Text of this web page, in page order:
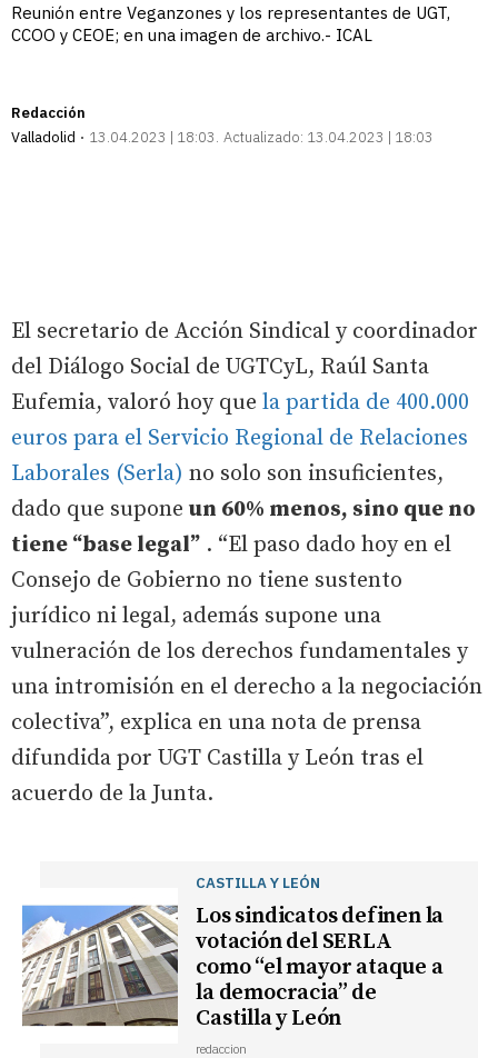
Reunión entre Veganzones y los representantes de UGT,
CCOO y CEOE; en una imagen de archivo.- ICAL
Redacción
Valladolid
13.04.2023 | 18:03 Actualizado: 13.04.2023 | 18:03
El secretario de Acción Sindical y coordinador
del Diálogo Social de UGTCyL, Raúl Santa
Eufemia, valoró hoy que la partida de 400.000
euros para el Servicio Regional de Relaciones
Laborales (Serla) no solo son insuficientes,
dado que supone un 60% menos, sino que no
tiene “base legal” . “El paso dado hoy en el
Consejo de Gobierno no tiene sustento
jurídico ni legal, además supone una
vulneración de los derechos fundamentales y
una intromisión en el derecho a la negociación
colectiva”, explica en una nota de prensa
difundida por UGT Castilla y León tras el
acuerdo de la Junta.
CASTILLA Y LEÓN
Los sindicatos definen la
votación del SERLA
como “el mayor ataque a
la democracia” de
Castilla y León
redaccion